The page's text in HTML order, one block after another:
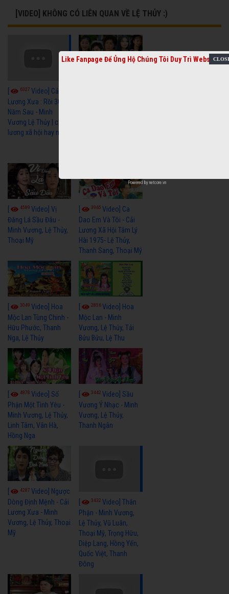
[VIDEO] KHÔNG CÓ LIÊN QUAN VỀ LỆ THỦY :)
6327 Video] Cải
Lương Xưa : Rồi 30
Năm Sau - Minh
Vương Lệ Thủy | cải
lương xã hội hay nhất
4589 Video] Vị
Đắng Lá Sầu Đâu -
Minh Vương, Lệ Thủy,
Thoại Mỹ
3965Video] Ca
Dao Em Và Tôi - Cải
Lương Xã Hội Tâm Lý
Hài 1975- Lệ Thủy,
Thanh Sang, Thoại Mỹ
[ 3049 Video] Hoa
Mộc Lan Tùng Chinh -
Hữu Phước, Thanh
Nga, Lệ Thủy
[ 2856Video] Hoa
Mộc Lan - Minh
Vương, Lệ Thủy, Tải
Bửu Bửu, Lệ Thu
[ 4878 Video] Số
Phận Một Tình Yêu -
Minh Vương, Lệ Thủy,
Linh Tâm, Vân Hà,
Hồng Nga
[ 3442Video] Sầu
Vương Ý Nhạc - Minh
Vương, Lệ Thủy,
Thanh Ngân
4287 Video] Ngược
Dòng Định Mệnh - Cải
Lương Xưa - Minh
Vương, Lệ Thủy, Thoại
Mỹ
[ 3432Video] Thân
Phận - Minh Vương,
Lệ Thủy, Vũ Luân,
Thoại Mỹ, Trọng Hữu,
Diệp Lang, Hồng Yến,
Quốc Việt, Thanh
Đông
Like Fanpage Để Ủng Hộ Chúng Tôi Duy Trì Website
Powered by netcore.vn